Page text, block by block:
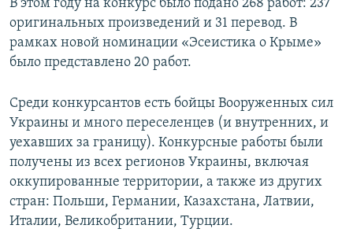
В этом году на конкурс было подано 268 работ: 237
оригинальных произведений и 31 перевод. В
рамках новой номинации «Эсеистика о Крыме»
было представлено 20 работ.
Среди конкурсантов есть бойцы Вооруженных сил
Украины и много переселенцев (и внутренних, и
уехавших за границу). Конкурсные работы были
получены из всех регионов Украины, включая
оккупированные территории, а также из других
стран: Польши, Германии, Казахстана, Латвии,
Италии, Великобритании, Турции.